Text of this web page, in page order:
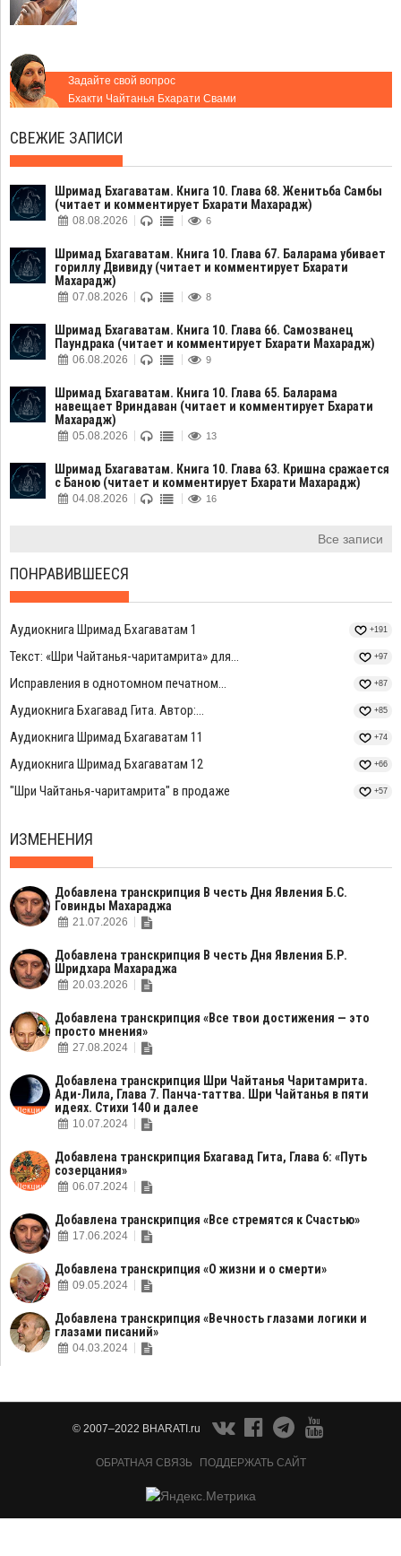
Задайте свой вопрос
Бхакти Чайтанья Бхарати Свами
СВЕЖИЕ ЗАПИСИ
Шримад Бхагаватам. Книга 10. Глава 68. Женитьба Самбы
(читает и комментирует Бхарати Махарадж)
08.08.2026 6
Шримад Бхагаватам. Книга 10. Глава 67. Баларама убивает
гориллу Двивиду (читает и комментирует Бхарати
Махарадж)
07.08.2026 8
Шримад Бхагаватам. Книга 10. Глава 66. Самозванец
Паундрака (читает и комментирует Бхарати Махарадж)
06.08.2026 9
Шримад Бхагаватам. Книга 10. Глава 65. Баларама
навещает Вриндаван (читает и комментирует Бхарати
Махарадж)
05.08.2026 13
Шримад Бхагаватам. Книга 10. Глава 63. Кришна сражается
с Баною (читает и комментирует Бхарати Махарадж)
04.08.2026 16
Все записи
ПОНРАВИВШЕЕСЯ
Аудиокнига Шримад Бхагаватам 1 +191
Текст: «Шри Чайтанья-чаритамрита» для... +97
Исправления в однотомном печатном... +87
Аудиокнига Бхагавад Гита. Автор:... +85
Аудиокнига Шримад Бхагаватам 11 +74
Аудиокнига Шримад Бхагаватам 12 +66
"Шри Чайтанья-чаритамрита" в продаже +57
ИЗМЕНЕНИЯ
Добавлена транскрипция В честь Дня Явления Б.С.
Говинды Махараджа
21.07.2026
Добавлена транскрипция В честь Дня Явления Б.Р.
Шридхара Махараджа
20.03.2026
Добавлена транскрипция «Все твои достижения — это
просто мнения»
27.08.2024
Добавлена транскрипция Шри Чайтанья Чаритамрита.
Ади-Лила, Глава 7. Панча-таттва. Шри Чайтанья в пяти
идеях. Стихи 140 и далее
10.07.2024
Добавлена транскрипция Бхагавад Гита, Глава 6: «Путь
созерцания»
06.07.2024
Добавлена транскрипция «Все стремятся к Счастью»
17.06.2024
Добавлена транскрипция «О жизни и о смерти»
09.05.2024
Добавлена транскрипция «Вечность глазами логики и
глазами писаний»
04.03.2024
© 2007–2022 BHARATI.ru
ОБРАТНАЯ СВЯЗЬ ПОДДЕРЖАТЬ САЙТ